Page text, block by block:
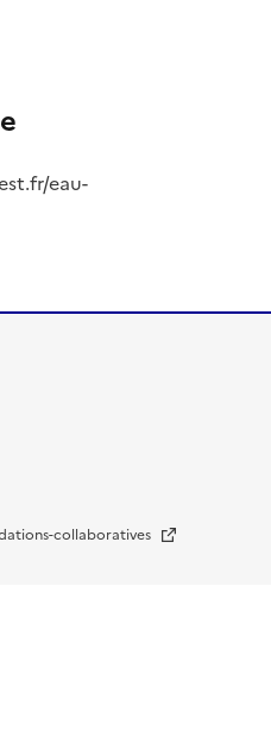
eau-
collaboratives Nouvelle fenêtre